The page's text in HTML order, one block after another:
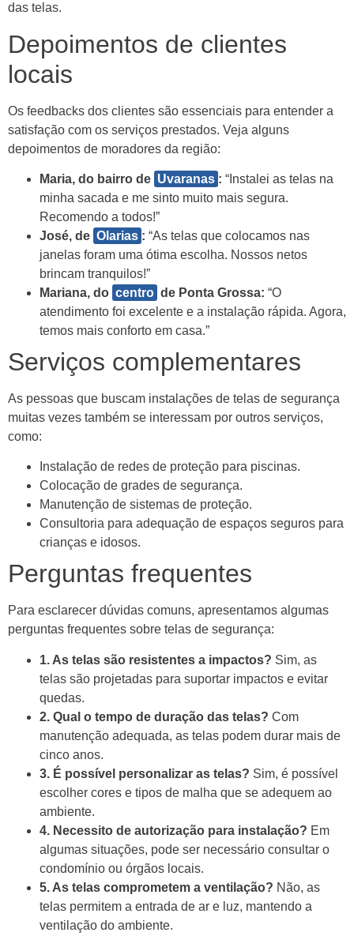
das telas.
Depoimentos de clientes
locais
Os feedbacks dos clientes são essenciais para entender a
satisfação com os serviços prestados. Veja alguns
depoimentos de moradores da região:
Maria, do bairro de Uvaranas : “Instalei as telas na
minha sacada e me sinto muito mais segura.
Recomendo a todos!”
José, de Olarias : “As telas que colocamos nas
janelas foram uma ótima escolha. Nossos netos
brincam tranquilos!”
Mariana, do centro de Ponta Grossa: “O
atendimento foi excelente e a instalação rápida. Agora,
temos mais conforto em casa.”
Serviços complementares
As pessoas que buscam instalações de telas de segurança
muitas vezes também se interessam por outros serviços,
como:
Instalação de redes de proteção para piscinas.
Colocação de grades de segurança.
Manutenção de sistemas de proteção.
Consultoria para adequação de espaços seguros para
crianças e idosos.
Perguntas frequentes
Para esclarecer dúvidas comuns, apresentamos algumas
perguntas frequentes sobre telas de segurança:
1. As telas são resistentes a impactos? Sim, as
telas são projetadas para suportar impactos e evitar
quedas.
2. Qual o tempo de duração das telas? Com
manutenção adequada, as telas podem durar mais de
cinco anos.
3. É possível personalizar as telas? Sim, é possível
escolher cores e tipos de malha que se adequem ao
ambiente.
4. Necessito de autorização para instalação? Em
algumas situações, pode ser necessário consultar o
condomínio ou órgãos locais.
5. As telas comprometem a ventilação? Não, as
telas permitem a entrada de ar e luz, mantendo a
ventilação do ambiente.